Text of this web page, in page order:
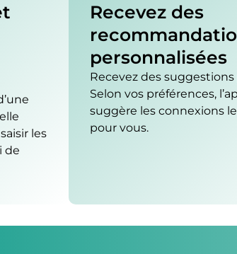
les
de
Recevez des
personnalisées
Recevez des suggestions
Selon vos préférences,
suggère les connexions
pour vous.